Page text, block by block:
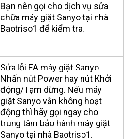
Bạn nên gọi cho dịch vụ sửa
chữa máy giặt Sanyo tại nhà
Baotriso1 để kiểm tra.
Sửa lỗi EA máy giặt Sanyo
Nhấn nút Power hay nút Khởi
động/Tạm dừng. Nếu máy
giặt Sanyo vẫn không hoạt
động thì hãy gọi ngay cho
trung tâm bảo hành máy giặt
Sanyo tại nhà Baotriso1.